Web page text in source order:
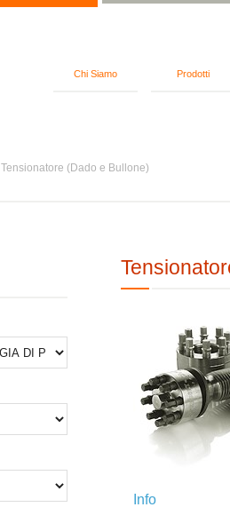
Chi Siamo Prodotti
Tensionatore (Dado e Bullone)
Info